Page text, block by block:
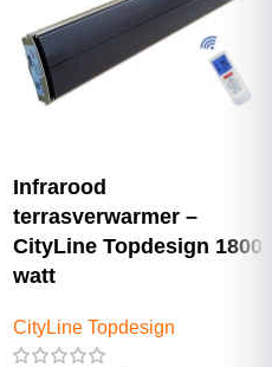
Infrarood
terrasverwarmer –
CityLine Topdesign 1800
watt
CityLine Topdesign